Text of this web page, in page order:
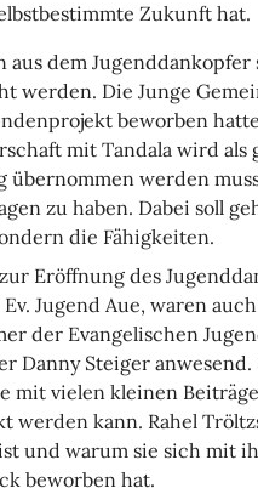
Zukunft hat.
dem
werden. Die Junge
beworben
mit Tandala wird
übernommen werden
zu haben. Dabei soll
die Fähigkeiten.
Eröffnung des
Jugend Aue, waren
der Evangelischen
Danny Steiger
mit vielen kleinen
werden kann. Rahel
und warum sie sich mit
beworben hat.